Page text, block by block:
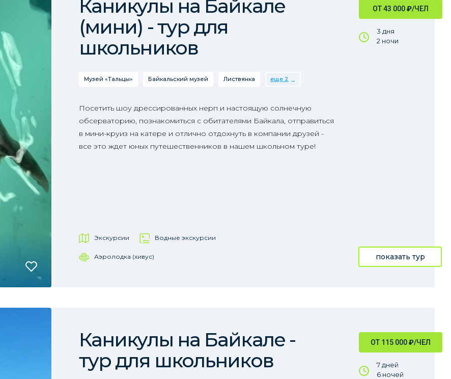
ОТ 43 000₽/ЧЕЛ
3 дня
2 ночи
Каникулы на Байкале
(мини) - тур для
школьников
Музей «Тальцы» Байкальский музей Листвянка еще 2
Посетить шоу дрессированных нерп и настоящую солнечную
обсерваторию, познакомиться с обитателями Байкала, отправиться
в мини-круиз на катере и отлично отдохнуть в компании друзей -
все это ждет юных путешественников в нашем школьном туре!
Экскурсии Водные экскурсии
Аэролодка (хивус) показать тур
ОТ 115 000₽/ЧЕЛ
7 дней
6 ночей
Каникулы на Байкале -
тур для школьников